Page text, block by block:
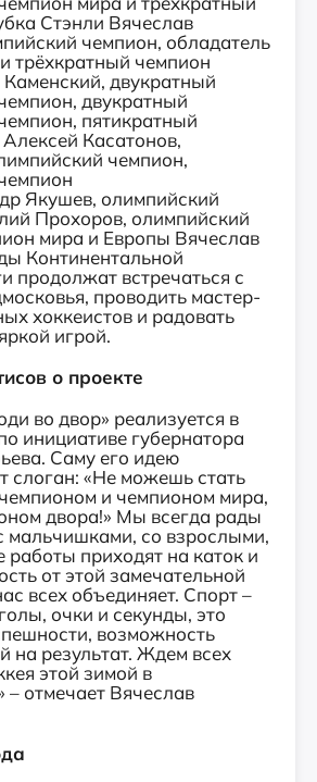
Стэнли Вячеслав
чемпион, обладатель
трёхкратный чемпион
двукратный
двукратный
пятикратный
Касатонов,
чемпион,
Якушев, олимпийский
Прохоров, олимпийский
мира и Европы Вячеслав
Континентальной
продолжат встречаться с
проводить мастер-
хоккеистов и радовать
игрой.
о проекте
во двор» реализуется в
инициативе губернатора
Саму его идею
слоган: «Не можешь стать
и чемпионом мира,
двора!» Мы всегда рады
мальчишками, со взрослыми,
работы приходят на каток и
от этой замечательной
всех объединяет. Спорт –
очки и секунды, это
возможность
на результат. Ждем всех
этой зимой в
– отмечает Вячеслав